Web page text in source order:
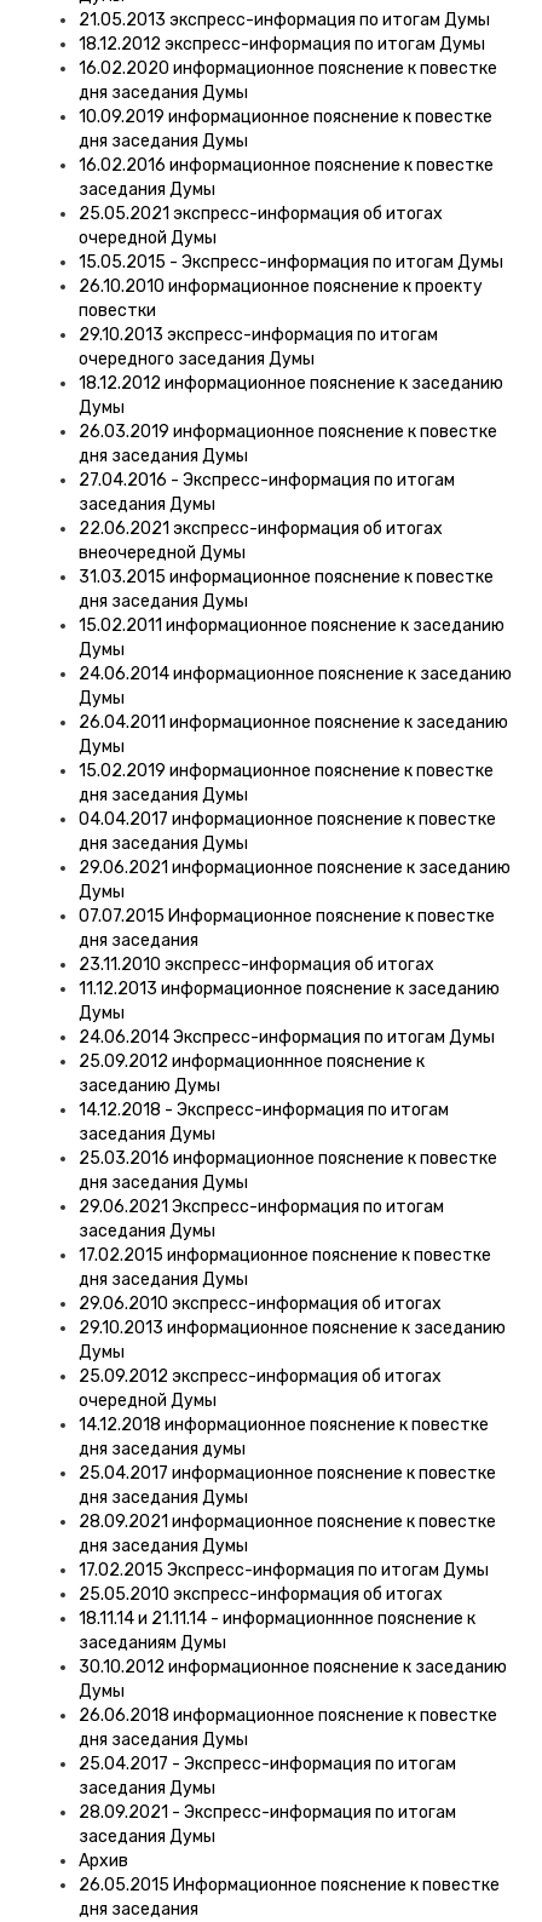
21.05.2013 экспресс-информация по итогам Думы
18.12.2012 экспресс-информация по итогам Думы
16.02.2020 информационное пояснение к повестке
дня заседания Думы
10.09.2019 информационное пояснение к повестке
дня заседания Думы
16.02.2016 информационное пояснение к повестке
заседания Думы
25.05.2021 экспресс-информация об итогах
очередной Думы
15.05.2015 - Экспресс-информация по итогам Думы
26.10.2010 информационное пояснение к проекту
повестки
29.10.2013 экспресс-информация по итогам
очередного заседания Думы
18.12.2012 информационное пояснение к заседанию
Думы
26.03.2019 информационное пояснение к повестке
дня заседания Думы
27.04.2016 - Экспресс-информация по итогам
заседания Думы
22.06.2021 экспресс-информация об итогах
внеочередной Думы
31.03.2015 информационное пояснение к повестке
дня заседания Думы
15.02.2011 информационное пояснение к заседанию
Думы
24.06.2014 информационное пояснение к заседанию
Думы
26.04.2011 информационное пояснение к заседанию
Думы
15.02.2019 информационное пояснение к повестке
дня заседания Думы
04.04.2017 информационное пояснение к повестке
дня заседания Думы
29.06.2021 информационное пояснение к заседанию
Думы
07.07.2015 Информационное пояснение к повестке
дня заседания
23.11.2010 экспресс-информация об итогах
11.12.2013 информационное пояснение к заседанию
Думы
24.06.2014 Экспресс-информация по итогам Думы
25.09.2012 информационнное пояснение к
заседанию Думы
14.12.2018 - Экспресс-информация по итогам
заседания Думы
25.03.2016 информационное пояснение к повестке
дня заседания Думы
29.06.2021 Экспресс-информация по итогам
заседания Думы
17.02.2015 информационное пояснение к повестке
дня заседания Думы
29.06.2010 экспресс-информация об итогах
29.10.2013 информационное пояснение к заседанию
Думы
25.09.2012 экспресс-информация об итогах
очередной Думы
14.12.2018 информационное пояснение к повестке
дня заседания думы
25.04.2017 информационное пояснение к повестке
дня заседания Думы
28.09.2021 информационное пояснение к повестке
дня заседания Думы
17.02.2015 Экспресс-информация по итогам Думы
25.05.2010 экспресс-информация об итогах
18.11.14 и 21.11.14 - информационнное пояснение к
заседаниям Думы
30.10.2012 информационное пояснение к заседанию
Думы
26.06.2018 информационное пояснение к повестке
дня заседания Думы
25.04.2017 - Экспресс-информация по итогам
заседания Думы
28.09.2021 - Экспресс-информация по итогам
заседания Думы
Архив
26.05.2015 Информационное пояснение к повестке
дня заседания